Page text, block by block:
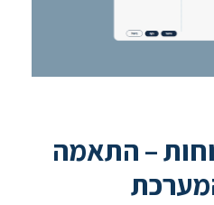
– התאמה